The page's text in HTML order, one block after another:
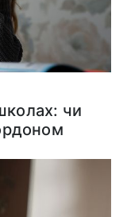
чи